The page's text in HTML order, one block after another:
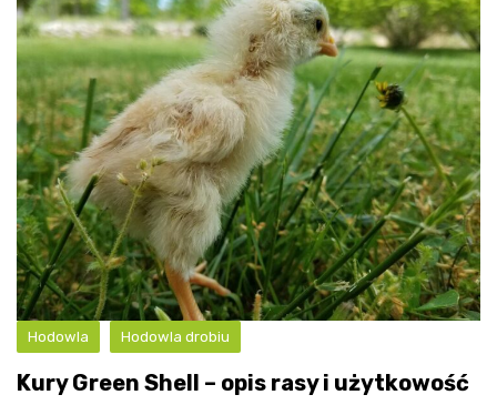
Hodowla Hodowla drobiu
Kury Green Shell – opis rasy i użytkowość